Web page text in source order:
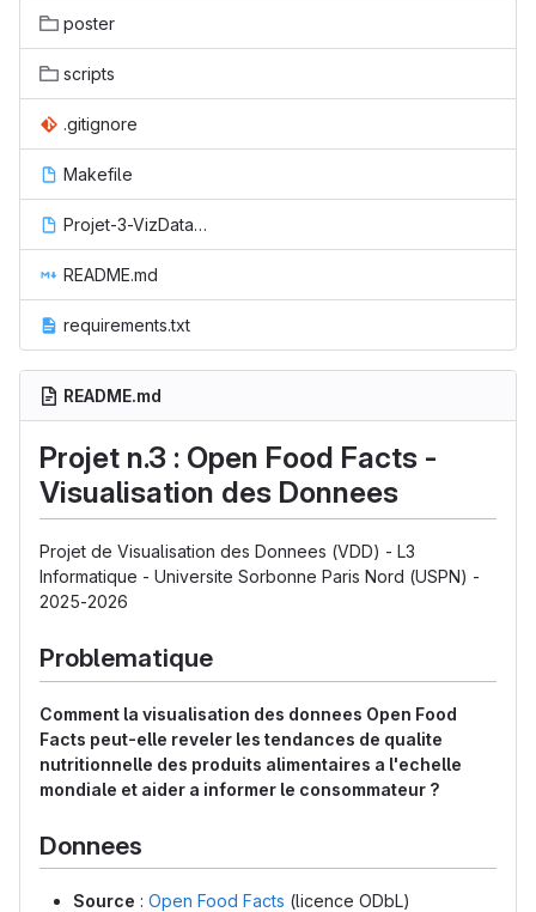
poster
scripts
.gitignore
Makefile
Projet-3-VizData-Groupe-Y.ipynb
README.md
requirements.txt
README.md
Projet n.3 : Open Food Facts -
Visualisation des Donnees
Projet de Visualisation des Donnees (VDD) - L3
Informatique - Universite Sorbonne Paris Nord (USPN) -
2025-2026
Problematique
Comment la visualisation des donnees Open Food
Facts peut-elle reveler les tendances de qualite
nutritionnelle des produits alimentaires a l'echelle
mondiale et aider a informer le consommateur ?
Donnees
Source : Open Food Facts (licence ODbL)